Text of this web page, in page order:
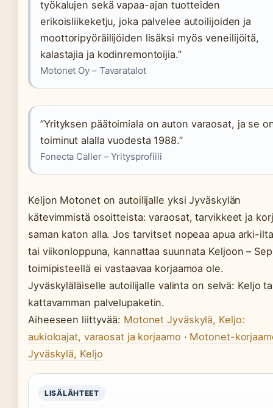
työkalujen sekä vapaa-ajan tuotteiden
erikoisliikeketju, joka palvelee autoilijoiden ja
moottoripyöräilijöiden lisäksi myös veneilijöitä,
kalastajia ja kodinremontoijia.”
Motonet Oy – Tavaratalot
”Yrityksen päätoimiala on auton varaosat, ja se
toiminut alalla vuodesta 1988.”
Fonecta Caller – Yritysprofiili
Keljon Motonet on autoilijalle yksi Jyväskylän
kätevimmistä osoitteista: varaosat, tarvikkeet ja
saman katon alla. Jos tarvitset nopeaa apua arki-
tai viikonloppuna, kannattaa suunnata Keljoon –
toimipisteellä ei vastaavaa korjaamoa ole.
Jyväskyläläiselle autoilijalle valinta on selvä: Keljo
kattavamman palvelupaketin.
Aiheeseen liittyvää: Motonet Jyväskylä, Keljo:
aukioloajat, varaosat ja korjaamo · Motonet-
Jyväskylä, Keljo
LISÄLÄHTEET